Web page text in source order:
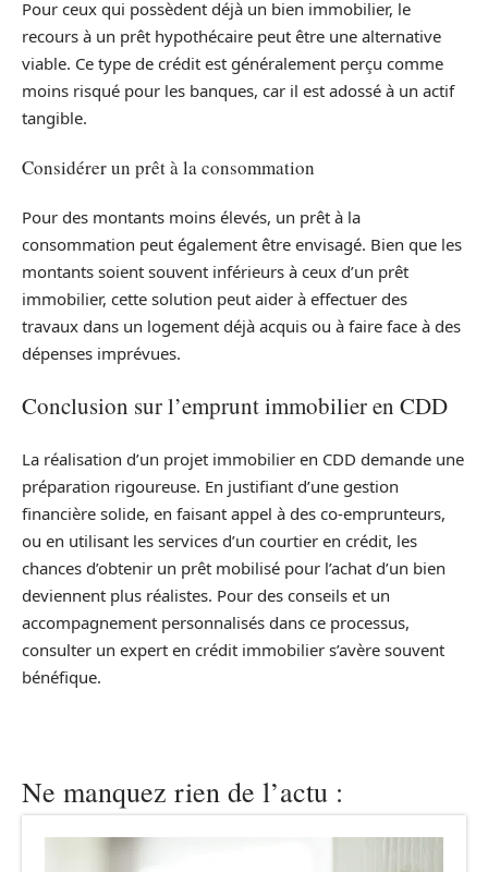
Pour ceux qui possèdent déjà un bien immobilier, le
recours à un prêt hypothécaire peut être une alternative
viable. Ce type de crédit est généralement perçu comme
moins risqué pour les banques, car il est adossé à un actif
tangible.
Considérer un prêt à la consommation
Pour des montants moins élevés, un prêt à la
consommation peut également être envisagé. Bien que les
montants soient souvent inférieurs à ceux d’un prêt
immobilier, cette solution peut aider à effectuer des
travaux dans un logement déjà acquis ou à faire face à des
dépenses imprévues.
Conclusion sur l’emprunt immobilier en CDD
La réalisation d’un projet immobilier en CDD demande une
préparation rigoureuse. En justifiant d’une gestion
financière solide, en faisant appel à des co-emprunteurs,
ou en utilisant les services d’un courtier en crédit, les
chances d’obtenir un prêt mobilisé pour l’achat d’un bien
deviennent plus réalistes. Pour des conseils et un
accompagnement personnalisés dans ce processus,
consulter un expert en crédit immobilier s’avère souvent
bénéfique.
Ne manquez rien de l’actu :